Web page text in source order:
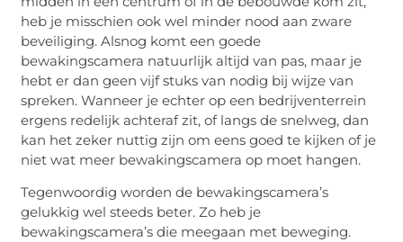
heb je misschien ook wel minder nood aan zware
beveiliging. Alsnog komt een goede
bewakingscamera natuurlijk altijd van pas, maar je
hebt er dan geen vijf stuks van nodig bij wijze van
spreken. Wanneer je echter op een bedrijventerrein
ergens redelijk achteraf zit, of langs de snelweg, dan
kan het zeker nuttig zijn om eens goed te kijken of je
niet wat meer bewakingscamera op moet hangen.
Tegenwoordig worden de bewakingscamera’s
gelukkig wel steeds beter. Zo heb je
bewakingscamera’s die meegaan met beweging.